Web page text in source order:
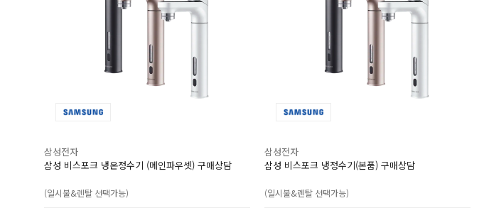
삼성전자
삼성 비스포크 냉온정수기 (메인파우셋) 구매상담
(일시불&렌탈 선택가능)
삼성전자
삼성 비스포크 냉정수기(본품) 구매상담
(일시불&렌탈 선택가능)